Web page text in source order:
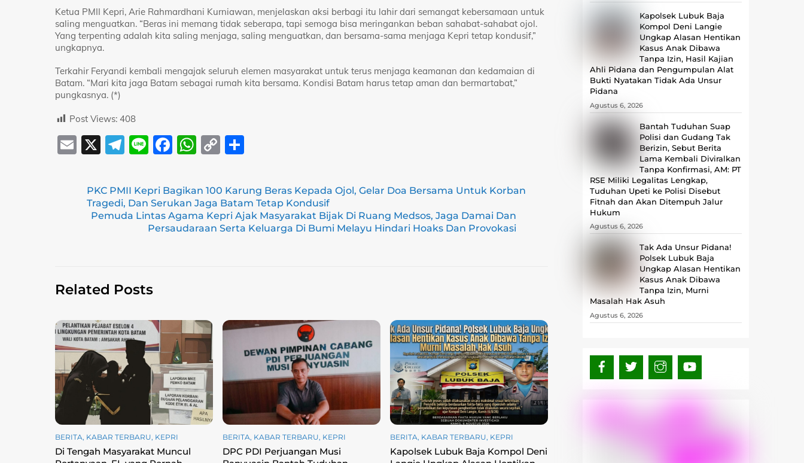
Ketua PMII Kepri, Arie Rahmardhani Kurniawan, menjelaskan aksi berbagi itu lahir dari semangat kebersamaan untuk
saling menguatkan. “Beras ini memang tidak seberapa, tapi semoga bisa meringankan beban sahabat-sahabat ojol.
Yang terpenting adalah kita saling menjaga, saling menguatkan, dan bersama-sama menjaga Kepri tetap kondusif,”
ungkapnya.
Terkahir Feryandi kembali mengajak seluruh elemen masyarakat untuk terus menjaga keamanan dan kedamaian di
Batam. “Mari kita jaga Batam sebagai rumah kita bersama. Kondisi Batam harus tetap aman dan bermartabat,”
pungkasnya. (*)
Post Views: 408
E
ai
X
T
e
gr
a
Li
e
F
c
e
b
W
at
s
A
C
p
y
Li
ar
e
PKC PMII Kepri Bagikan 100 Karung Beras Kepada Ojol, Gelar Doa Bersama Untuk Korban
Tragedi, Dan Serukan Jaga Batam Tetap Kondusif
Pemuda Lintas Agama Kepri Ajak Masyarakat Bijak Di Ruang Medsos, Jaga Damai Dan
Persaudaraan Serta Keluarga Di Bumi Melayu Hindari Hoaks Dan Provokasi
Related Posts
BERITA, KABAR TERBARU, KEPRI
Di Tengah Masyarakat Muncul
BERITA, KABAR TERBARU, KEPRI
DPC PDI Perjuangan Musi
BERITA, KABAR TERBARU, KEPRI
Kapolsek Lubuk Baja Kompol Deni
Kapolsek Lubuk Baja
Kompol Deni Langie
Ungkap Alasan Hentikan
Kasus Anak Dibawa
Tanpa Izin, Hasil Kajian
Ahli Pidana dan Pengumpulan Alat
Bukti Nyatakan Tidak Ada Unsur
Pidana
Agustus 6, 2026
Bantah Tuduhan Suap
Polisi dan Gudang Tak
Berizin, Sebut Berita
Lama Kembali Diviralkan
Tanpa Konfirmasi, ‎AM: PT
RSE Miliki Legalitas Lengkap,
Tuduhan Upeti ke Polisi Disebut
Fitnah dan Akan Ditempuh Jalur
Hukum
Agustus 6, 2026
Tak Ada Unsur Pidana!
Polsek Lubuk Baja
Ungkap Alasan Hentikan
Kasus Anak Dibawa
Tanpa Izin, Murni
Masalah Hak Asuh
Agustus 6, 2026